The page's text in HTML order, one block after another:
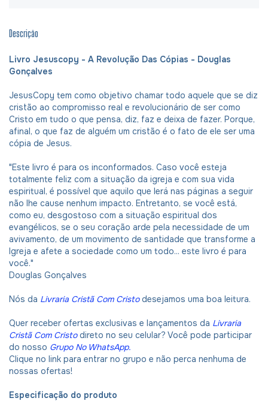
Descrição
Livro Jesuscopy - A Revolução Das Cópias - Douglas
Gonçalves
JesusCopy tem como objetivo chamar todo aquele que se diz
cristão ao compromisso real e revolucionário de ser como
Cristo em tudo o que pensa, diz, faz e deixa de fazer. Porque,
afinal, o que faz de alguém um cristão é o fato de ele ser uma
cópia de Jesus.
"Este livro é para os inconformados. Caso você esteja
totalmente feliz com a situação da igreja e com sua vida
espiritual, é possível que aquilo que lerá nas páginas a seguir
não lhe cause nenhum impacto. Entretanto, se você está,
como eu, desgostoso com a situação espiritual dos
evangélicos, se o seu coração arde pela necessidade de um
avivamento, de um movimento de santidade que transforme a
Igreja e afete a sociedade como um todo... este livro é para
você."
Douglas Gonçalves
Nós da Livraria Cristã Com Cristo desejamos uma boa leitura.
Quer receber ofertas exclusivas e lançamentos da Livraria
Cristã Com Cristodireto no seu celular? Você pode participar
do nosso Grupo No WhatsApp.
Clique no link para entrar no grupo e não perca nenhuma de
nossas ofertas!
Especificação do produto